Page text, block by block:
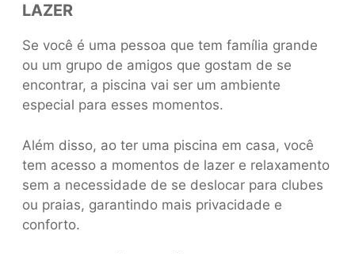
LAZER
Se você é uma pessoa que tem família grande
ou um grupo de amigos que gostam de se
encontrar, a piscina vai ser um ambiente
especial para esses momentos.
Além disso, ao ter uma piscina em casa, você
tem acesso a momentos de lazer e relaxamento
sem a necessidade de se deslocar para clubes
ou praias, garantindo mais privacidade e
conforto.